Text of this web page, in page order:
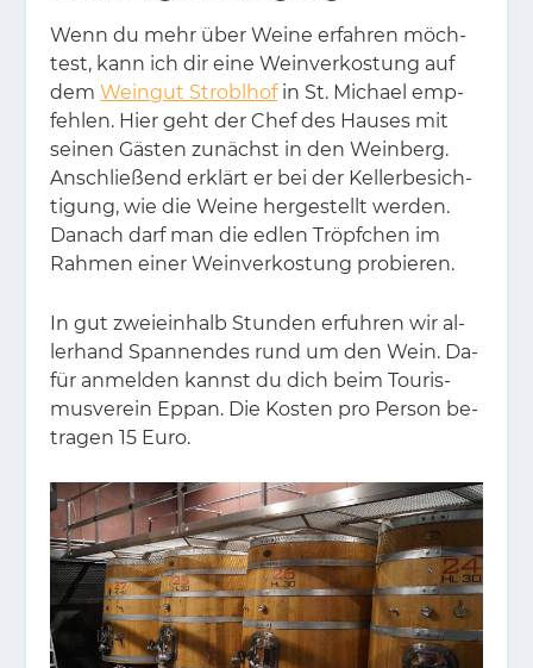
Wenn du mehr über Wei­ne er­fah­ren möch­
test, kann ich dir eine Wein­ver­kos­tung auf
demWeingut Stroblhofin St. Mi­cha­el emp­
feh­len. Hier geht der Chef des Hau­ses mit
sei­nen Gäs­ten zu­nächst in den Wein­berg.
An­schlie­ßend er­klärt er bei der Kel­ler­be­sich­
ti­gung, wie die Wei­ne her­ge­stellt wer­den.
Da­nach darf man die ed­len Tröpf­chen im
Rah­men ei­ner Wein­ver­kos­tung pro­bie­ren.
In gut zwei­ein­halb Stun­den er­fuh­ren wir al­
ler­hand Span­nen­des rund um den Wein. Da­
für an­mel­den kannst du dich beim Tou­ris­
mus­ver­ein Eppan. Die Kos­ten pro Per­son be­
tra­gen 15 Euro.